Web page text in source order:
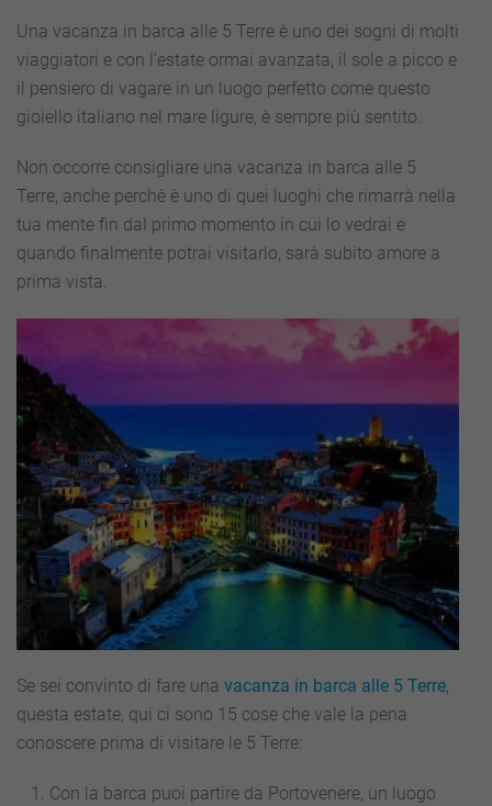
la
tua
vacanza
barca
5
Una vacanza in barca alle 5 Terre è uno dei sogni di molti
viaggiatori e con l’estate ormai avanzata, il sole a picco e
il pensiero di vagare in un luogo perfetto come questo
gioiello italiano nel mare ligure, è sempre più sentito.
Non occorre consigliare una vacanza in barca alle 5
Terre, anche perchè è uno di quei luoghi che rimarrà nella
tua mente fin dal primo momento in cui lo vedrai e
quando finalmente potrai visitarlo, sarà subito amore a
prima vista.
Se sei convinto di fare una vacanza in barca alle 5 Terre,
questa estate, qui ci sono 15 cose che vale la pena
conoscere prima di visitare le 5 Terre:
Con la barca puoi partire da Portovenere, un luogo